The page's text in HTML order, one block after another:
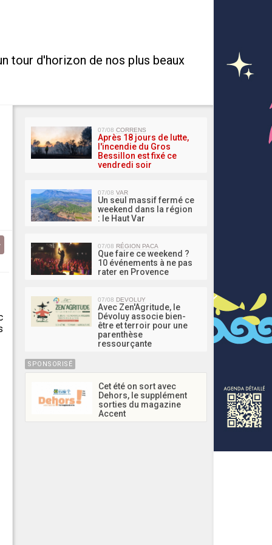
tour d'horizon de nos plus beaux
07/08 CORRENS
Après 18 jours de lutte,
l'incendie du Gros
Bessillon est fixé ce
vendredi soir
07/08 VAR
Un seul massif fermé ce
weekend dans la région
: le Haut Var
07/08 RÉGION PACA
Que faire ce weekend ?
10 événements à ne pas
rater en Provence
07/08 DEVOLUY
Avec Zen'Agritude, le
Dévoluy associe bien-
être et terroir pour une
parenthèse
ressourçante
SPONSORISÉ
Cet été on sort avec
Dehors, le supplément
sorties du magazine
Accent